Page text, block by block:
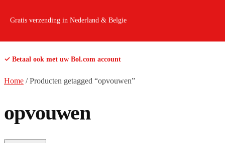
Gratis verzending in Nederland & Belgie
✓ Betaal ook met uw Bol.com account
Home /Producten getagged “opvouwen”
opvouwen